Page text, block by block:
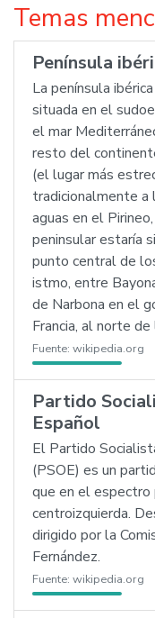
Temas
Península
La península
situada en el
el mar
resto del
(el lugar más
tradicionalmente a
aguas en el
peninsular estaría
punto central de
istmo, entre
de Narbona en el
Francia, al norte
Fuente: wikipedia.org
Partido
Español
El Partido
(PSOE) es un
que en el
centroizquierda.
dirigido por la
Fernández.
Fuente: wikipedia.org